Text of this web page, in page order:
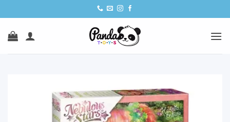
to
content